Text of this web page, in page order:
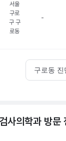
서울
구로
구 구
로동
-
구로동
사의학과 방문